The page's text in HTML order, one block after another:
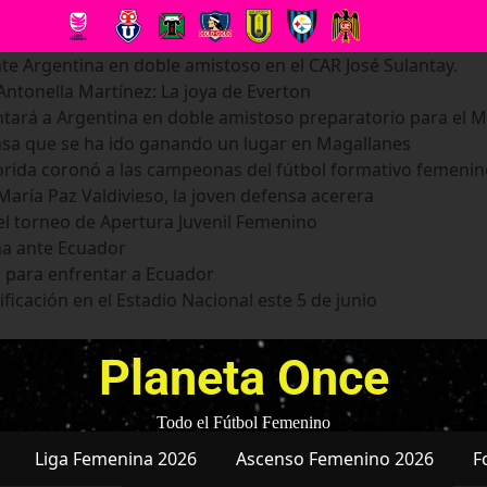
Argentina en doble amistoso en el CAR José Sulantay.
Martínez: La joya de Everton
a Argentina en doble amistoso preparatorio para el
que se ha ido ganando un lugar en Magallanes
coronó a las campeonas del fútbol formativo
Paz Valdivieso, la joven defensa acerera
torneo de Apertura Juvenil Femenino
ante Ecuador
para enfrentar a Ecuador
en el Estadio Nacional este 5 de junio
Planeta Once
Todo el Fútbol Femenino
Liga Femenina 2026 Ascenso Femenino 2026